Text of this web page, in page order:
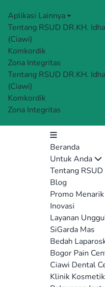
Aplikasi Lainnya
Tentang RSUD DR.KH.
(Ciawi)
Komkordik
Zona Integritas
Tentang RSUD DR.KH.
(Ciawi)
Komkordik
Zona Integritas
Beranda
Untuk Anda
Tentang
Blog
Promo Menarik
Inovasi
Layanan
SiGarda Mas
Bedah
Bogor Pain
Ciawi Dental
Klinik Kosmetik